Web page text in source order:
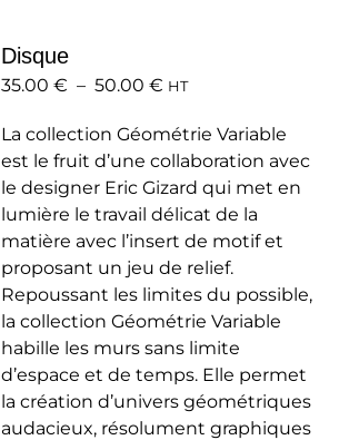
peuvent
choisies
sur
la
page
du
produit
Disque
35.00 € – 50.00 €Plage
prix :
35.00 €
à
50.00 €
HT
La collection Géométrie Variable
est le fruit d’une collaboration avec
le designer Eric Gizard qui met en
lumière le travail délicat de la
matière avec l’insert de motif et
proposant un jeu de relief.
Repoussant les limites du possible,
la collection Géométrie Variable
habille les murs sans limite
d’espace et de temps. Elle permet
la création d’univers géométriques
audacieux, résolument graphiques